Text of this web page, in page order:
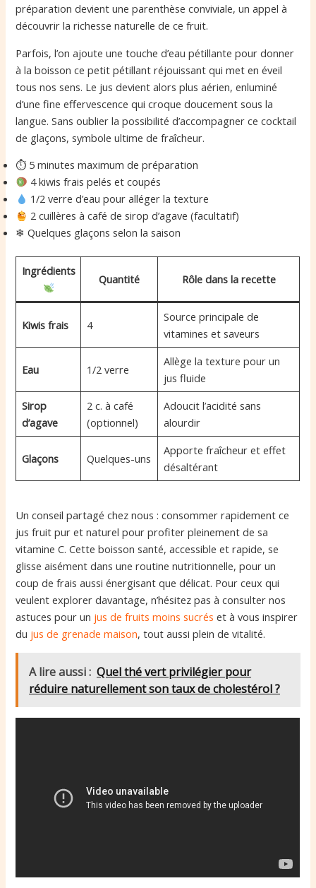
préparation devient une parenthèse conviviale, un appel à
découvrir la richesse naturelle de ce fruit.
Parfois, l’on ajoute une touche d’eau pétillante pour donner
à la boisson ce petit pétillant réjouissant qui met en éveil
tous nos sens. Le jus devient alors plus aérien, enluminé
d’une fine effervescence qui croque doucement sous la
langue. Sans oublier la possibilité d’accompagner ce cocktail
de glaçons, symbole ultime de fraîcheur.
⏱ 5 minutes maximum de préparation
4 kiwis frais pelés et coupés
1/2 verre d’eau pour alléger la texture
2 cuillères à café de sirop d’agave (facultatif)
❄ Quelques glaçons selon la saison
Ingrédients
Quantité Rôle dans la recette
Kiwis frais 4
Source principale de
vitamines et saveurs
Eau 1/2 verre
Allège la texture pour un
jus fluide
Sirop
d’agave
2 c. à café
(optionnel)
Adoucit l’acidité sans
alourdir
Glaçons Quelques-uns
Apporte fraîcheur et effet
désaltérant
Un conseil partagé chez nous : consommer rapidement ce
jus fruit pur et naturel pour profiter pleinement de sa
vitamine C. Cette boisson santé, accessible et rapide, se
glisse aisément dans une routine nutritionnelle, pour un
coup de frais aussi énergisant que délicat. Pour ceux qui
veulent explorer davantage, n’hésitez pas à consulter nos
astuces pour un jus de fruits moins sucrés et à vous inspirer
du jus de grenade maison, tout aussi plein de vitalité.
A lire aussi : Quel thé vert privilégier pour
réduire naturellement son taux de cholestérol ?